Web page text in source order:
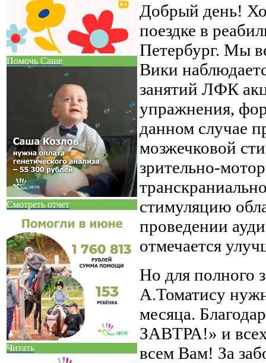
Помочь Саше
Смотреть отчет
Читать
Добрый день!
поездке в
Петербург. Мы
Вики
занятий ЛФК
упражнения,
данном случае
мозжечковой
зрительно-
стимуляцию
проведении
отмечается
Но для полного
А.Томатису
месяца.
ЗАВТРА!» и
всем Вам! За